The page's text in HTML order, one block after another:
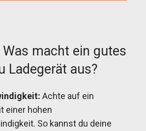
macht ein gutes
Ladegerät aus?
Achte auf ein
einer hohen
So kannst du deine